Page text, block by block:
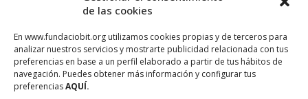
de las cookies
En www.fundaciobit.org utilizamos cookies propias y de terceros para
analizar nuestros servicios y mostrarte publicidad relacionada con tus
preferencias en base a un perfil elaborado a partir de tus hábitos de
navegación. Puedes obtener más información y configurar tus
preferenciasAQUÍ.
les Illes Balears propone este encuentro
de rosca más al método de referencia.
Basándose principalmente en el ciclo de vida
del proyecto propuesto en el PMBOK, se